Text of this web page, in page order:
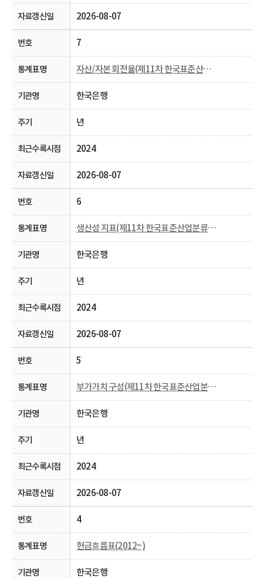
2026-08-07
7
자산/자본 회전율(제11차 한국표준산업분류， 2009~)
한국은행
년
2024
2026-08-07
6
생산성 지표(제11차 한국표준산업분류， 2009~)
한국은행
년
2024
2026-08-07
5
부가가치 구성(제11차 한국표준산업분류， 2009~)
한국은행
년
2024
2026-08-07
4
현금흐름표(2012~)
한국은행